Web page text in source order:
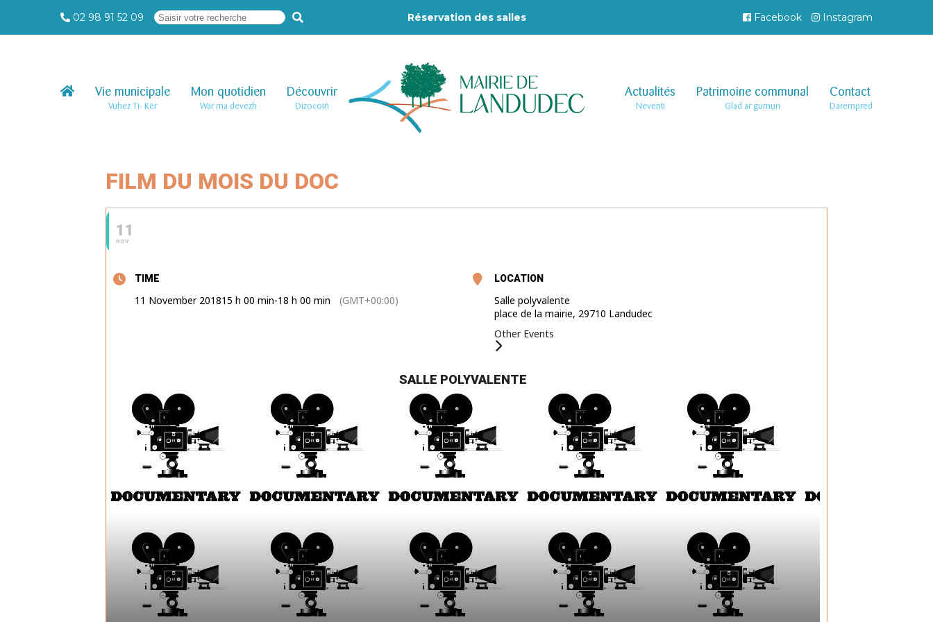
02 98 91 52 09 Réservation des salles Facebook Instagram
Vie municipale
Vuhez Ti- Kêr
Mon quotidien
War ma devezh
Découvrir
Dizocoiñ
Actualités
Neventi
Patrimoine communal
Glad ar gumun
Contact
Darempred
FILM DU MOIS DU DOC
11
NOV
TIME
11 November 201815 h 00 min-18 h 00 min (GMT+00:00)
LOCATION
Salle polyvalente
place de la mairie, 29710 Landudec
Other Events
SALLE POLYVALENTE